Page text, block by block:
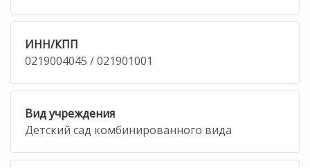
ИНН/КПП
0219004045 / 021901001
Вид учреждения
Детский сад комбинированного вида